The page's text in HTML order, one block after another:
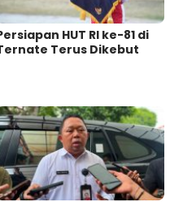
HUT RI ke-81 di
Terus Dikebut